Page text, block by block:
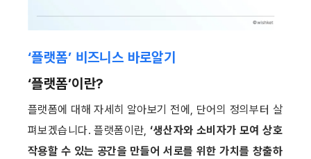
‘플랫폼’ 비즈니스 바로알기
‘플랫폼’이란?
플랫폼에 대해 자세히 알아보기 전에, 단어의 정의부터 살
펴보겠습니다. 플랫폼이란, ‘생산자와 소비자가 모여 상호
작용할 수 있는 공간을 만들어 서로를 위한 가치를 창출하